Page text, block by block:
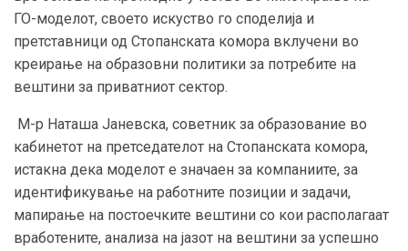
ГО-моделот, своето искуство го споделија и
претставници од Стопанската комора вклучени во
креирање на образовни политики за потребите на
вештини за приватниот сектор.
М-р Наташа Јаневска, советник за образование во
кабинетот на претседателот на Стопанската комора,
истакна дека моделот е значаен за компаниите, за
идентификување на работните позиции и задачи,
мапирање на постоечките вештини со кои располагаат
вработените, анализа на јазот на вештини за успешно